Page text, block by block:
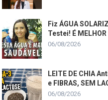
Fiz ÁGUA
Testei! É MELHOR
06/08/2026
LEITE DE CHIA
e FIBRAS, SEM
06/08/2026